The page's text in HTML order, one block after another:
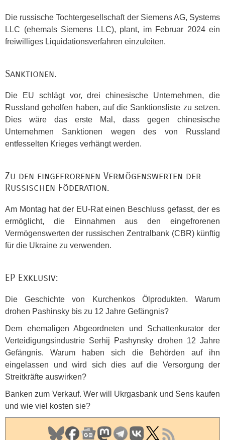
Die russische Tochtergesellschaft der Siemens AG, Systems
LLC (ehemals Siemens LLC), plant, im Februar 2024 ein
freiwilliges Liquidationsverfahren einzuleiten.
Sanktionen.
Die EU schlägt vor, drei chinesische Unternehmen, die
Russland geholfen haben, auf die Sanktionsliste zu setzen.
Dies wäre das erste Mal, dass gegen chinesische
Unternehmen Sanktionen wegen des von Russland
entfesselten Krieges verhängt werden.
Zu den eingefrorenen Vermögenswerten der
Russischen Föderation.
Am Montag hat der EU-Rat einen Beschluss gefasst, der es
ermöglicht, die Einnahmen aus den eingefrorenen
Vermögenswerten der russischen Zentralbank (CBR) künftig
für die Ukraine zu verwenden.
EP Exklusiv:
Die Geschichte von Kurchenkos Ölprodukten. Warum
drohen Pashinsky bis zu 12 Jahre Gefängnis?
Dem ehemaligen Abgeordneten und Schattenkurator der
Verteidigungsindustrie Serhij Pashynsky drohen 12 Jahre
Gefängnis. Warum haben sich die Behörden auf ihn
eingelassen und wird sich dies auf die Versorgung der
Streitkräfte auswirken?
Banken zum Verkauf. Wer will Ukrgasbank und Sens kaufen
und wie viel kosten sie?